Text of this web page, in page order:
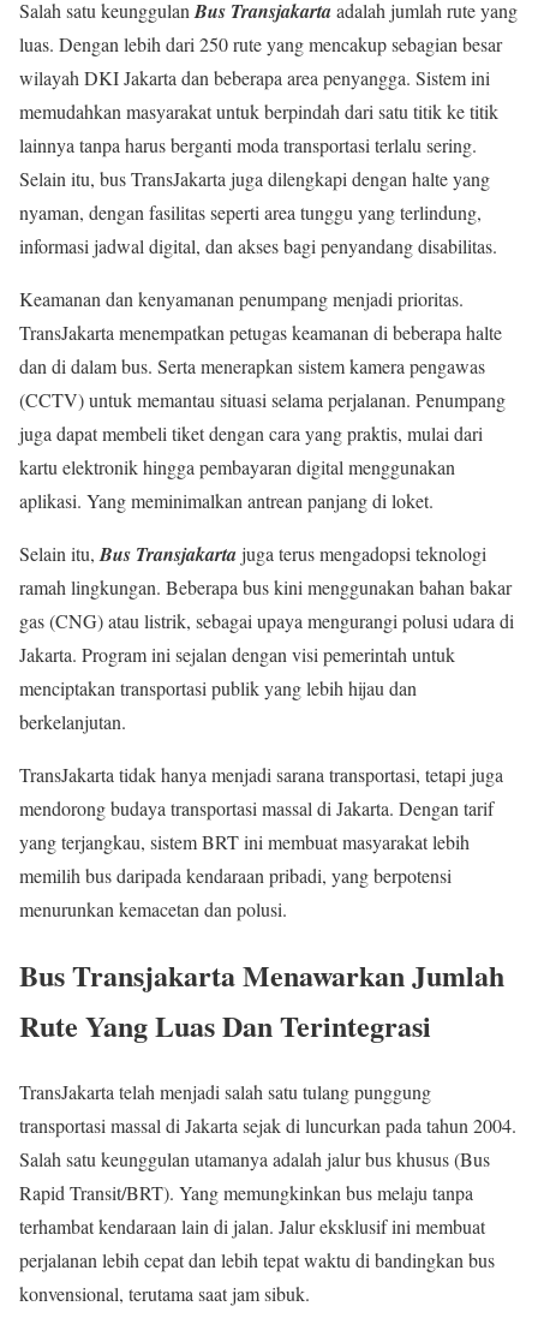
Salah satu keunggulan Bus Transjakartaadalah jumlah rute yang
luas. Dengan lebih dari 250 rute yang mencakup sebagian besar
wilayah DKI Jakarta dan beberapa area penyangga. Sistem ini
memudahkan masyarakat untuk berpindah dari satu titik ke titik
lainnya tanpa harus berganti moda transportasi terlalu sering.
Selain itu, bus TransJakarta juga dilengkapi dengan halte yang
nyaman, dengan fasilitas seperti area tunggu yang terlindung,
informasi jadwal digital, dan akses bagi penyandang disabilitas.
Keamanan dan kenyamanan penumpang menjadi prioritas.
TransJakarta menempatkan petugas keamanan di beberapa halte
dan di dalam bus. Serta menerapkan sistem kamera pengawas
(CCTV) untuk memantau situasi selama perjalanan. Penumpang
juga dapat membeli tiket dengan cara yang praktis, mulai dari
kartu elektronik hingga pembayaran digital menggunakan
aplikasi. Yang meminimalkan antrean panjang di loket.
Selain itu, Bus Transjakartajuga terus mengadopsi teknologi
ramah lingkungan. Beberapa bus kini menggunakan bahan bakar
gas (CNG) atau listrik, sebagai upaya mengurangi polusi udara di
Jakarta. Program ini sejalan dengan visi pemerintah untuk
menciptakan transportasi publik yang lebih hijau dan
berkelanjutan.
TransJakarta tidak hanya menjadi sarana transportasi, tetapi juga
mendorong budaya transportasi massal di Jakarta. Dengan tarif
yang terjangkau, sistem BRT ini membuat masyarakat lebih
memilih bus daripada kendaraan pribadi, yang berpotensi
menurunkan kemacetan dan polusi.
Bus Transjakarta Menawarkan Jumlah
Rute Yang Luas Dan Terintegrasi
TransJakarta telah menjadi salah satu tulang punggung
transportasi massal di Jakarta sejak di luncurkan pada tahun 2004.
Salah satu keunggulan utamanya adalah jalur bus khusus (Bus
Rapid Transit/BRT). Yang memungkinkan bus melaju tanpa
terhambat kendaraan lain di jalan. Jalur eksklusif ini membuat
perjalanan lebih cepat dan lebih tepat waktu di bandingkan bus
konvensional, terutama saat jam sibuk.